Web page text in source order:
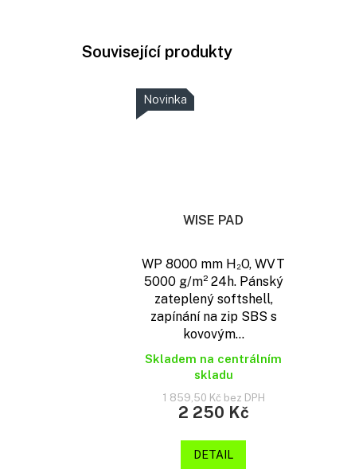
Související produkty
Novinka
WISE PAD
WP 8000 mm H₂O, WVT
5000 g/m² 24h. Pánský
zateplený softshell,
zapínání na zip SBS s
kovovým...
Skladem na centrálním
skladu
1 859,50 Kč bez DPH
2 250 Kč
DETAIL